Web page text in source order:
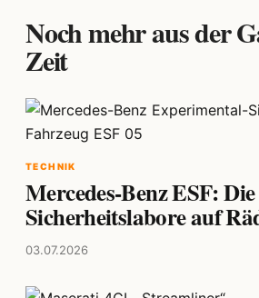
Noch mehr aus der
Zeit
TECHNIK
Mercedes-Benz ESF: Die
Sicherheitslabore auf
03.07.2026